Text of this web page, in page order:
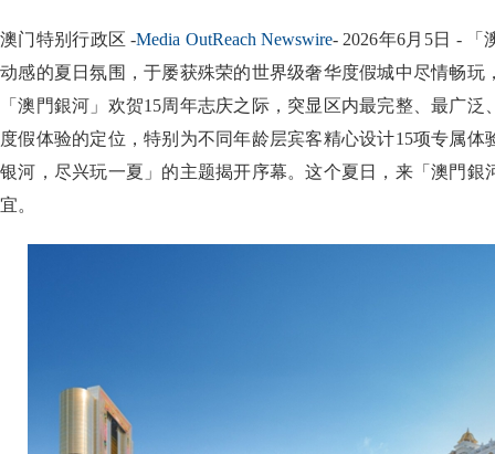
澳门特别行政区 -Media OutReach Newswire- 2026年6月5日 -
动感的夏日氛围，于屡获殊荣的世界级奢华度假城中尽情畅玩
「澳門銀河」欢贺15周年志庆之际，突显区内最完整、最广
度假体验的定位，特别为不同年龄层宾客精心设计15项专属体
银河，尽兴玩一夏」的主题揭开序幕。这个夏日，来「澳門銀
宜。